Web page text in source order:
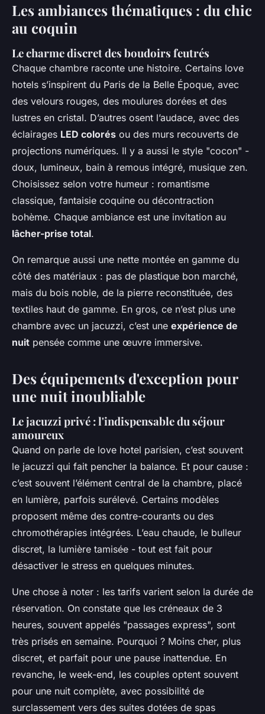
Les ambiances thématiques : du chic
au coquin
Le charme discret des boudoirs feutrés
Chaque chambre raconte une histoire. Certains love
hotels s’inspirent du Paris de la Belle Époque, avec
des velours rouges, des moulures dorées et des
lustres en cristal. D’autres osent l’audace, avec des
éclairages LED colorés ou des murs recouverts de
projections numériques. Il y a aussi le style "cocon" -
doux, lumineux, bain à remous intégré, musique zen.
Choisissez selon votre humeur : romantisme
classique, fantaisie coquine ou décontraction
bohème. Chaque ambiance est une invitation au
lâcher-prise total.
On remarque aussi une nette montée en gamme du
côté des matériaux : pas de plastique bon marché,
mais du bois noble, de la pierre reconstituée, des
textiles haut de gamme. En gros, ce n’est plus une
chambre avec un jacuzzi, c’est une expérience de
nuit pensée comme une œuvre immersive.
Des équipements d'exception pour
une nuit inoubliable
Le jacuzzi privé : l'indispensable du séjour
amoureux
Quand on parle de love hotel parisien, c’est souvent
le jacuzzi qui fait pencher la balance. Et pour cause :
c’est souvent l’élément central de la chambre, placé
en lumière, parfois surélevé. Certains modèles
proposent même des contre-courants ou des
chromothérapies intégrées. L’eau chaude, le bulleur
discret, la lumière tamisée - tout est fait pour
désactiver le stress en quelques minutes.
Une chose à noter : les tarifs varient selon la durée de
réservation. On constate que les créneaux de 3
heures, souvent appelés "passages express", sont
très prisés en semaine. Pourquoi ? Moins cher, plus
discret, et parfait pour une pause inattendue. En
revanche, le week-end, les couples optent souvent
pour une nuit complète, avec possibilité de
surclassement vers des suites dotées de spas